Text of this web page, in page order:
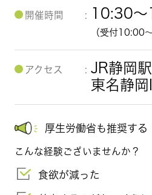
アクセス
JR静岡
東名静
開催時間 10:30
（受付10:00～
厚生労働省も推奨す
こんな経験ございませんか？
食欲が減った